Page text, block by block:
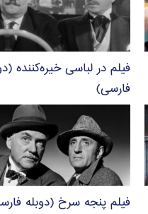
فیلم در لباسی خیره‌کننده
فارسی)
فیلم پنجه سرخ (دوبله